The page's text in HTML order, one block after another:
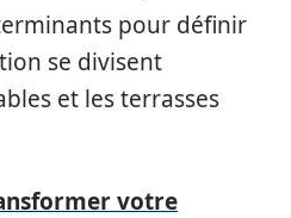
pour définir
se divisent
et les terrasses
votre